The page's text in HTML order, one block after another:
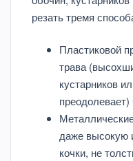
резать тремя
Пластиковой
трава
кустарников
даже высокую
кочки, не